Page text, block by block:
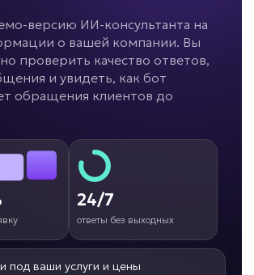
версию ИИ-консультанта на
о вашей компании. Вы
проверить качество ответов,
и увидеть, как бот
обращения клиентов до
24/7
ответы без выходных
под ваши услуги и цены